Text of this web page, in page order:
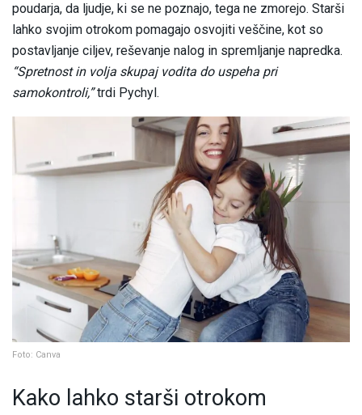
poudarja, da ljudje, ki se ne poznajo, tega ne zmorejo. Starši
lahko svojim otrokom pomagajo osvojiti veščine, kot so
postavljanje ciljev, reševanje nalog in spremljanje napredka.
“Spretnost in volja skupaj vodita do uspeha pri
samokontroli,”trdi Pychyl.
Foto: Canva
Kako lahko starši otrokom